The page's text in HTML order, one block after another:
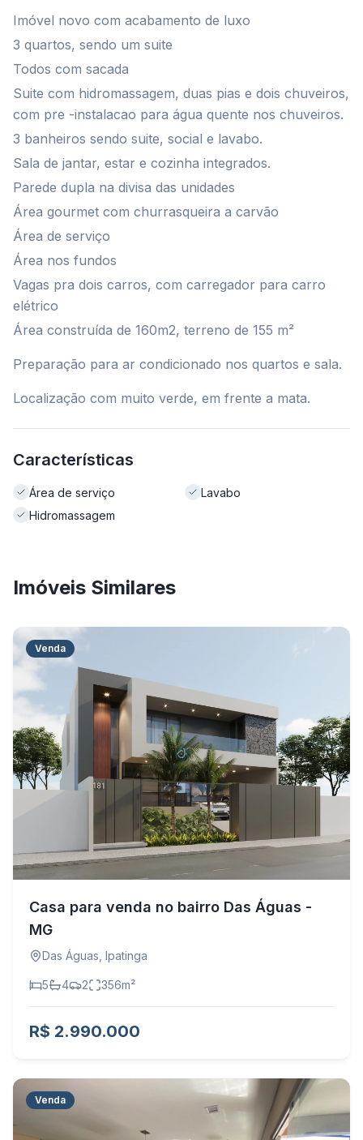
Imóvel novo com acabamento de luxo
3 quartos, sendo um suite
Todos com sacada
Suite com hidromassagem, duas pias e dois chuveiros,
com pre -instalacao para água quente nos chuveiros.
3 banheiros sendo suite, social e lavabo.
Sala de jantar, estar e cozinha integrados.
Parede dupla na divisa das unidades
Área gourmet com churrasqueira a carvão
Área de serviço
Área nos fundos
Vagas pra dois carros, com carregador para carro
elétrico
Área construída de 160m2, terreno de 155 m²
Preparação para ar condicionado nos quartos e sala.
Localização com muito verde, em frente a mata.
Características
Área de serviço
Lavabo
Hidromassagem
Imóveis Similares
Venda
Casa para venda no bairro Das Águas -
MG
Das Águas Ipatinga
5 4 2 356m²
R$ 2.990.000
Venda